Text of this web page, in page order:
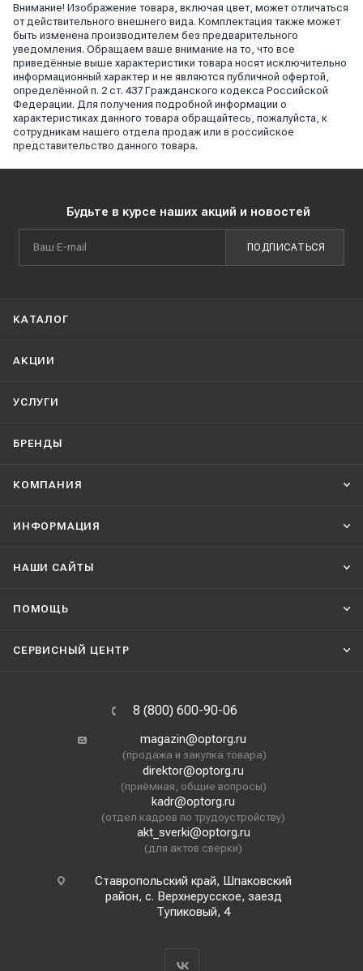
Внимание! Изображение товара, включая цвет, может отличаться
от действительного внешнего вида. Комплектация также может
быть изменена производителем без предварительного
уведомления. Обращаем ваше внимание на то, что все
приведённые выше характеристики товара носят исключительно
информационный характер и не являются публичной офертой,
определённой п. 2 ст. 437 Гражданского кодекса Российской
Федерации. Для получения подробной информации о
характеристиках данного товара обращайтесь, пожалуйста, к
сотрудникам нашего отдела продаж или в российское
представительство данного товара.
Будьте в курсе наших акций и новостей
ПОДПИСАТЬСЯ
КАТАЛОГ
АКЦИИ
УСЛУГИ
БРЕНДЫ
КОМПАНИЯ
ИНФОРМАЦИЯ
НАШИ CАЙТЫ
ПОМОЩЬ
СЕРВИСНЫЙ ЦЕНТР
8 (800) 600-90-06
magazin@optorg.ru
(продажа и закупка товара)
direktor@optorg.ru
(приёмная, общие вопросы)
kadr@optorg.ru
(отдел кадров по трудоустройству)
akt_sverki@optorg.ru
(для актов сверки)
Ставропольский край, Шпаковский
район, с. Верхнерусское, заезд
Тупиковый, 4